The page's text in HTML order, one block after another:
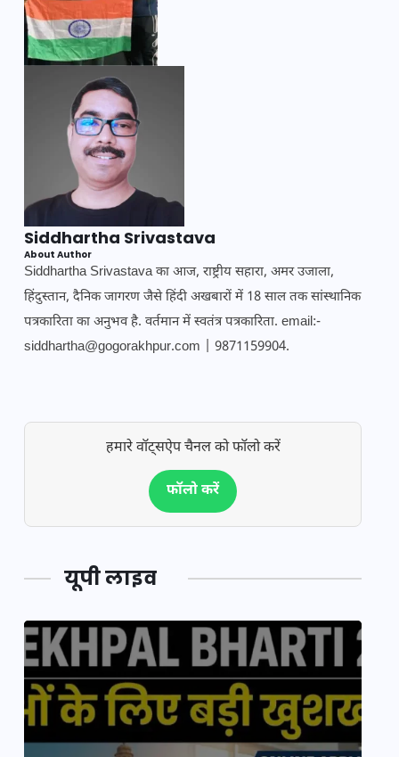
Siddhartha Srivastava
About Author
Siddhartha Srivastava का आज, राष्ट्रीय सहारा, अमर उजाला,
हिंदुस्तान, दैनिक जागरण जैसे हिंदी अखबारों में 18 साल तक सांस्थानिक
पत्रकारिता का अनुभव है. वर्तमान में स्वतंत्र पत्रकारिता. email:-
siddhartha@gogorakhpur.com | 9871159904.
हमारे वॉट्सऐप चैनल को फॉलो करें
फॉलो करें
यूपी लाइव